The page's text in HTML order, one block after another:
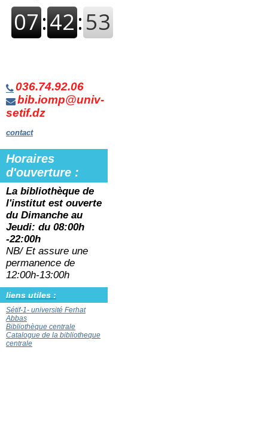
036.74.92.06
bib.iomp@univ-
setif.dz
contact
Horaires
d'ouverture :
La bibliothèque de
l'institut est ouverte
du Dimanche au
Jeudi: du 08:00h
-22:00h
NB/ Et assure une
permanence de
12:00h-13:00h
liens utiles :
Sétif-1- université Ferhat
Abbas
Bibliothèque centrale
Catalogue de la bibliotheque
centrale